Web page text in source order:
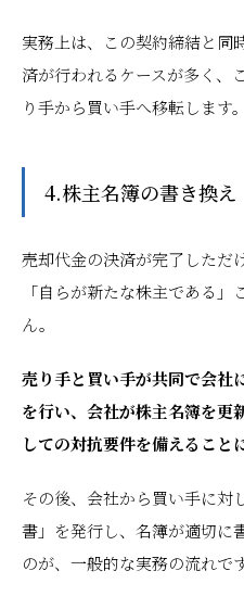
実務上は、この契約締結と同
済が行われるケースが多く、
り手から買い手へ移転します。
4.株主名簿の書き換え
売却代金の決済が完了しただ
「自らが新たな株主である
ん。
売り手と買い手が共同で会社
を行い、会社が株主名簿を更
しての対抗要件を備えること
その後、会社から買い手に対
書」を発行し、名簿が適切に
のが、一般的な実務の流れです